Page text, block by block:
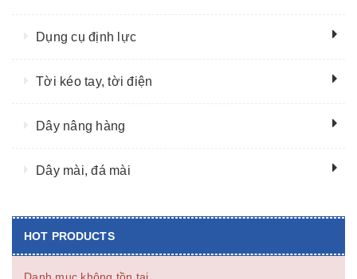
Dụng cụ định lực
Tời kéo tay, tời điện
Dây nâng hàng
Dây mài, đá mài
HOT PRODUCTS